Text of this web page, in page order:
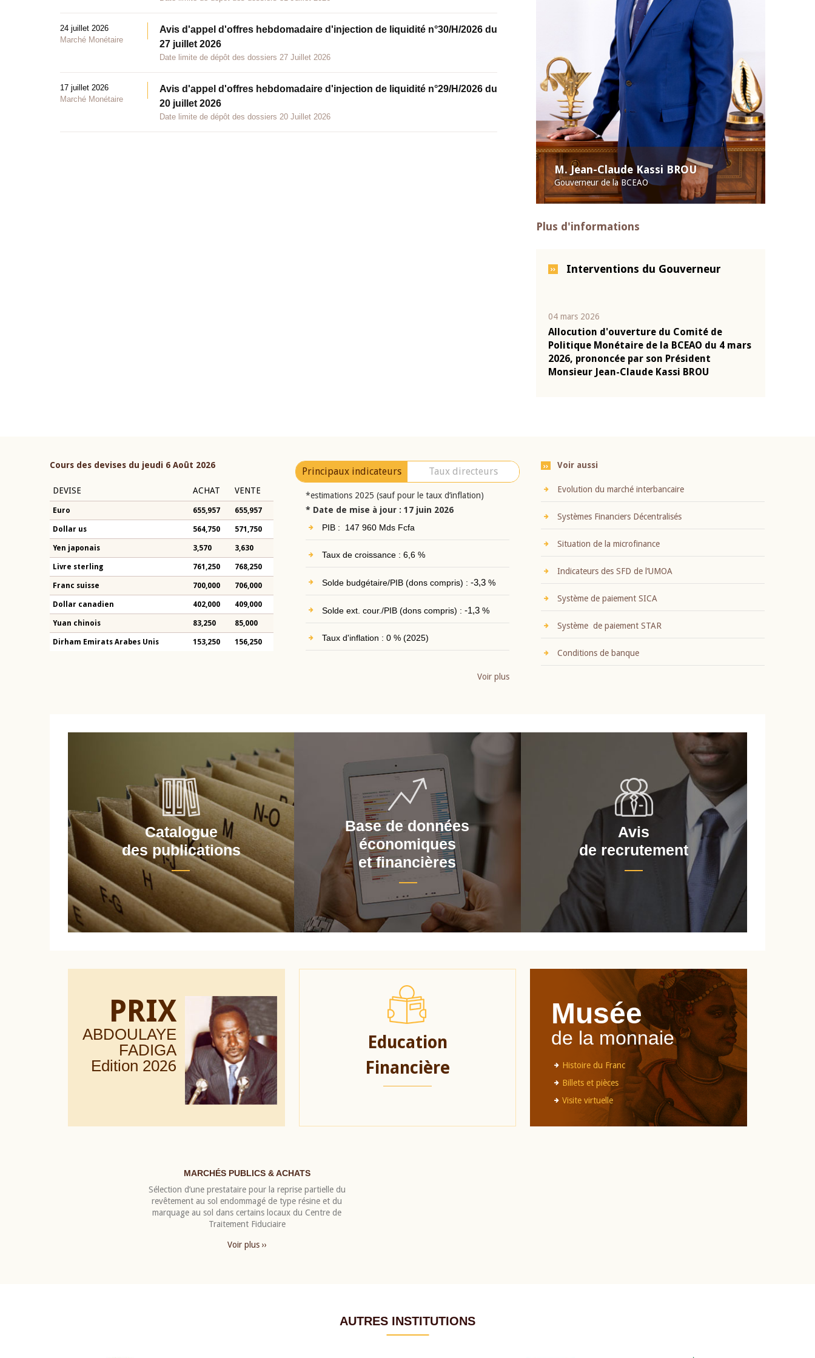
M. Jean-Claude Kassi BROU
Gouverneur de la BCEAO
Plus d'informations
Interventions du Gouverneur
04 mars 2026
Allocution d'ouverture du Comité de
Politique Monétaire de la BCEAO du 4 mars
2026, prononcée par son Président
Monsieur Jean-Claude Kassi BROU
24 juillet 2026
Marché Monétaire
Avis d'appel d'offres hebdomadaire d'injection de liquidité n°30/H/2026 du
27 juillet 2026
Date limite de dépôt des dossiers 27 Juillet 2026
17 juillet 2026
Marché Monétaire
Avis d'appel d'offres hebdomadaire d'injection de liquidité n°29/H/2026 du
20 juillet 2026
Date limite de dépôt des dossiers 20 Juillet 2026
Cours des devises du jeudi 6 Août 2026
DEVISE ACHAT VENTE
Euro 655,957 655,957
Dollar us 564,750 571,750
Yen japonais 3,570 3,630
Livre sterling 761,250 768,250
Franc suisse 700,000 706,000
Dollar canadien 402,000 409,000
Yuan chinois 83,250 85,000
Dirham Emirats Arabes Unis 153,250 156,250
Principaux indicateurs Taux directeurs
*estimations 2025 (sauf pour le taux d’inflation)
* Date de mise à jour : 17 juin 2026
PIB : 147 960 Mds Fcfa
Taux de croissance : 6,6 %
Solde budgétaire/PIB (dons compris) : -3,3%
Solde ext. cour./PIB (dons compris) : -1,3%
Taux d'inflation : 0 % (2025)
Voir plus
Voir aussi
Evolution du marché interbancaire
Systèmes Financiers Décentralisés
Situation de la microfinance
Indicateurs des SFD de l’UMOA
Système de paiement SICA
Système de paiement STAR
Conditions de banque
Catalogue
des publications
Base de données
économiques
et financières
Avis
de recrutement
PRIX
ABDOULAYE
FADIGA
Edition 2026
Education
Financière
Musée
de la monnaie
Histoire du Franc
Billets et pièces
Visite virtuelle
MARCHÉS PUBLICS & ACHATS
Sélection d’une prestataire pour la reprise partielle du
revêtement au sol endommagé de type résine et du
marquage au sol dans certains locaux du Centre de
Traitement Fiduciaire
Voir plus ››
AUTRES INSTITUTIONS